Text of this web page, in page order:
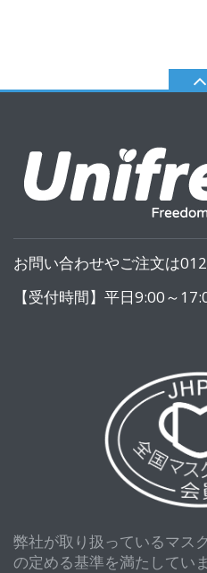
お問い合わせやご注文は
【受付時間】平日9:00～
弊社が取り扱っているマス
の定める基準を満たしていま